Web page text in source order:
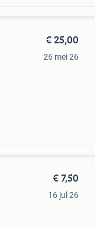
€ 25,00
26 mei 26
€ 7,50
16 jul 26